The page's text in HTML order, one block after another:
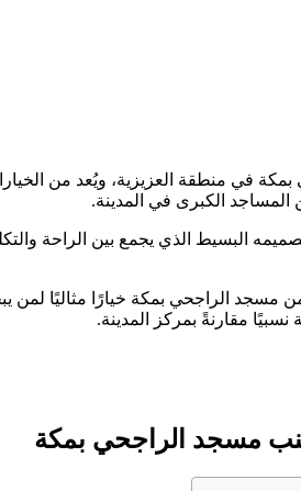
في منطقة العزيزية، ويُعد من
الكبرى في المدينة.
البسيط الذي يجمع بين الراحة
نسبيًا مقارنةً بمركز المدينة.
مسجد الراجحي بمكة